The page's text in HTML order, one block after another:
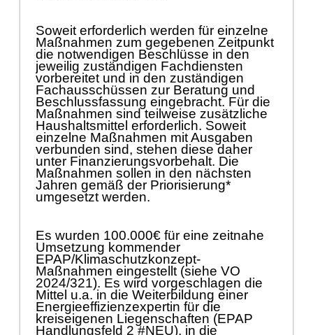
Soweit erforderlich werden für einzelne
Maßnahmen zum gegebenen Zeitpunkt
die notwendigen Beschlüsse in den
jeweilig zuständigen Fachdiensten
vorbereitet und in den zuständigen
Fachausschüssen zur Beratung und
Beschlussfassung eingebracht. Für die
Maßnahmen sind teilweise zusätzliche
Haushaltsmittel erforderlich. Soweit
einzelne Maßnahmen mit Ausgaben
verbunden sind, stehen diese daher
unter Finanzierungsvorbehalt. Die
Maßnahmen sollen in den nächsten
Jahren gemäß der Priorisierung*
umgesetzt werden.
Es wurden 100.000€ für eine zeitnahe
Umsetzung kommender
EPAP/Klimaschutzkonzept-
Maßnahmen eingestellt (siehe VO
2024/321). Es wird vorgeschlagen die
Mittel u.a. in die Weiterbildung einer
Energieeffizienzexpertin für die
kreiseigenen Liegenschaften (EPAP
Handlungsfeld 2 #NEU), in die